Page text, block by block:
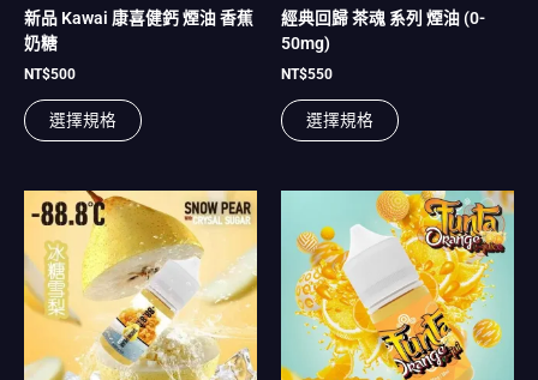
新品 Kawai 康喜健鈣 煙油 香蕉
奶糖
NT$500
選擇規格
品
擇
經典回歸 茶魂 系列 煙油 (0-
50mg)
NT$550
選擇規格
品
擇
此
品
有
多
種
款
此
產
品
多
種
款